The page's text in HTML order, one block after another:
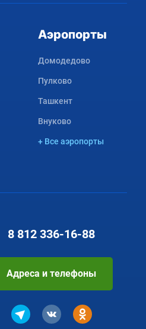
Аэропорты
Домодедово
Пулково
Ташкент
Внуково
+ Все аэропорты
8 812 336-16-88
Адреса и телефоны